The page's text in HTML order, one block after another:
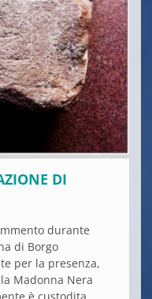
DI
durante
di Borgo
per la presenza,
Madonna Nera